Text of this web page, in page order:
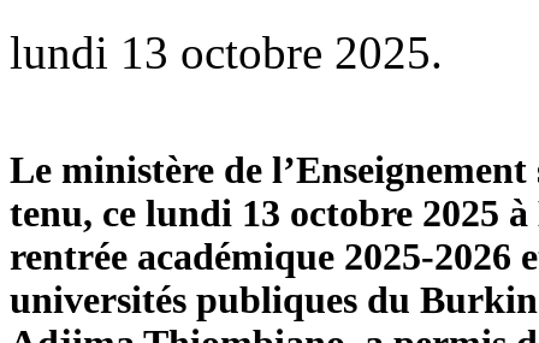
lundi 13 octobre 2025.
Le ministère de
tenu, ce lundi 13 octobre 2025
rentrée académique 2025-2026
universités publiques du